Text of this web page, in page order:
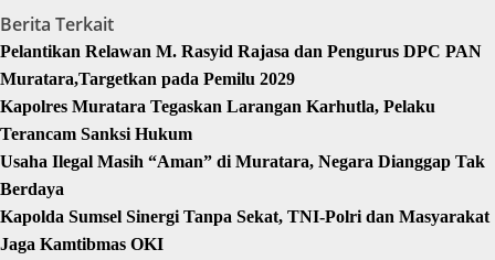
Berita Terkait
Pelantikan Relawan M. Rasyid Rajasa dan Pengurus DPC PAN
Muratara,Targetkan pada Pemilu 2029
Kapolres Muratara Tegaskan Larangan Karhutla, Pelaku
Terancam Sanksi Hukum
Usaha Ilegal Masih “Aman” di Muratara, Negara Dianggap Tak
Berdaya
Kapolda Sumsel Sinergi Tanpa Sekat, TNI-Polri dan Masyarakat
Jaga Kamtibmas OKI